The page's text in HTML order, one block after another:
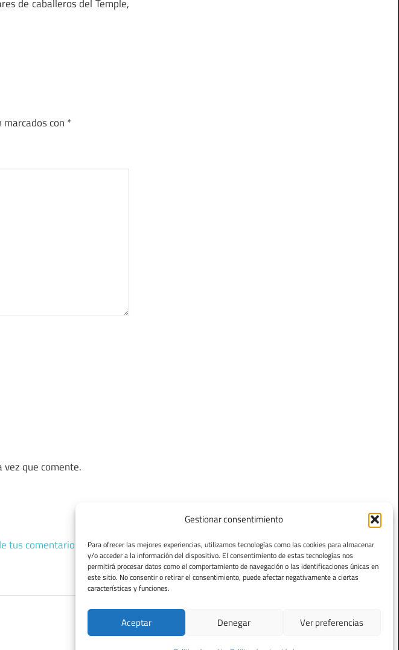
Gestionar consentimiento
Para ofrecer las mejores experiencias, utilizamos tecnologías como las cookies para almacenar
y/o acceder a la información del dispositivo. El consentimiento de estas tecnologías nos
permitirá procesar datos como el comportamiento de navegación o las identificaciones únicas en
este sitio. No consentir o retirar el consentimiento, puede afectar negativamente a ciertas
características y funciones.
Aceptar Denegar Ver preferencias
de caballeros del Temple,
con *
que comente.
tus comentarios.